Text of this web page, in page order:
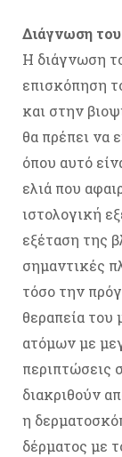
Διάγνωση
Η διάγνωση
επισκόπηση
και στην
θα πρέπει να
όπου αυτό
ελιά που
ιστολογική
εξέταση της
σημαντικές
τόσο την
θεραπεία του
ατόμων με
περιπτώσεις
διακριθούν
η
δέρματος με